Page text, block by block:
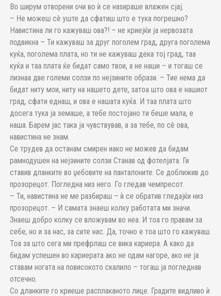
Во ширум отворени очи во ѝ се наѕираше влажен сјај.
– Не можеш сè уште да сфатиш што е тука погрешно?
Навистина ли го кажуваш ова?! – не криејќи ја нервозата
подвикна – Ти кажуваш за друг поголем град, друга поголема
куќа, поголема плата, но ти не кажуваш дека тој град, таа
куќа и таа плата ќе бидат само твои, а не наши – и тогаш се
лизнаа две големи солзи по нејзините образи. – Тие нема да
бидат ниту мои, ниту на нашето дете, затоа што ова е нашиот
град, сфати еднаш, и ова е нашата куќа. И таа плата што
досега тука ја земаше, а тебе постојано ти беше мала, е
наша. Барем јас така ја чувствував, а за тебе, по сè ова,
навистина не знам.
Се трудев да останам смирен иако не можев да бидам
рамнодушен на нејзините солзи Станав од фотелјата. Ги
ставив дланките во џебовите на панталоните. Се доближив до
прозорецот. Погледна низ него. Го гледав чемпресот.
– Ти, навистина не ме разбираш – ѝ се обратив гледајќи низ
прозорецот. – И самата знаеш колку работата ми значи.
Знаеш добро колку се вложувам во неа. И тоа го правам за
себе, но и за нас, за сите нас. Да, точно е тоа што го кажуваш.
Тоа за што сега ми префрлаш се вика кариера. А како да
бидам успешен во кариерата ако не одам нагоре, ако не ја
ставам ногата на повисокото скалило – тогаш ја погледнав
отсечно.
Со дланките го криеше расплаканото лице. Градите видливо ѝ